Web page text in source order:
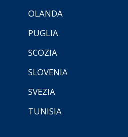
OLANDA
PUGLIA
SCOZIA
SLOVENIA
SVEZIA
TUNISIA